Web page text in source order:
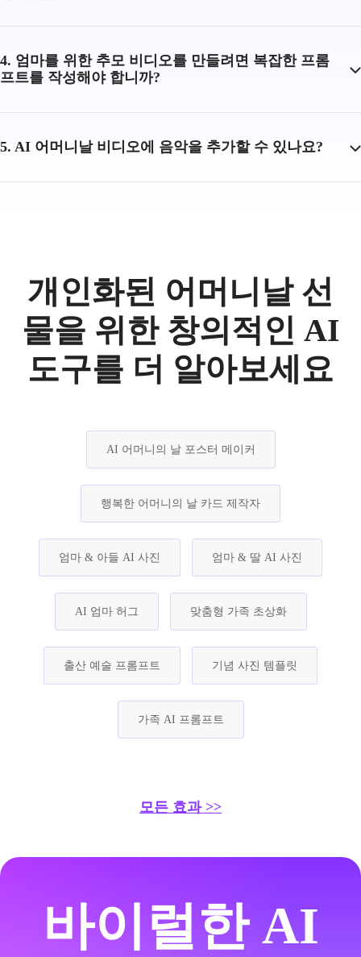
4. 엄마를 위한 추모 비디오를 만들려면 복잡한 프롬
프트를 작성해야 합니까?
5. AI 어머니날 비디오에 음악을 추가할 수 있나요?
개인화된 어머니날 선
물을 위한 창의적인 AI
도구를 더 알아보세요
AI 어머니의 날 포스터 메이커
행복한 어머니의 날 카드 제작자
엄마 & 아들 AI 사진 엄마 & 딸 AI 사진
AI 엄마 허그 맞춤형 가족 초상화
출산 예술 프롬프트 기념 사진 템플릿
가족 AI 프롬프트
모든 효과 >>
바이럴한 AI